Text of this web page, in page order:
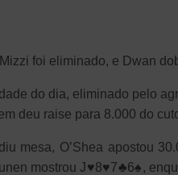
foi eliminado, e Dwan
do dia, eliminado pelo
deu raise para 8.000 do
mesa, O’Shea apostou
mostrou J♥8♥7♣6♠,